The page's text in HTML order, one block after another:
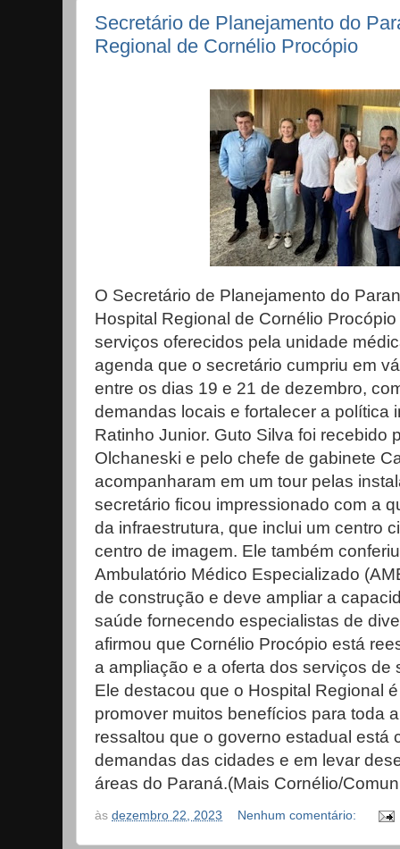
Secretário de Planejamento do
Regional de Cornélio Procópio
O Secretário de Planejamento do
Hospital Regional de Cornélio
serviços oferecidos pela unidade
agenda que o secretário cumpriu em
entre os dias 19 e 21 de dezembro,
demandas locais e fortalecer a política
Ratinho Junior. Guto Silva foi recebido
Olchaneski e pelo chefe de gabinete
acompanharam em um tour pelas
secretário ficou impressionado com a
da infraestrutura, que inclui um centro
centro de imagem. Ele também
Ambulatório Médico Especializado
de construção e deve ampliar a
saúde fornecendo especialistas de
afirmou que Cornélio Procópio está
a ampliação e a oferta dos serviços
Ele destacou que o Hospital Regional
promover muitos benefícios para toda
ressaltou que o governo estadual está
demandas das cidades e em levar
áreas do Paraná.(Mais Cornélio/
às dezembro 22, 2023 Nenhum comentário: